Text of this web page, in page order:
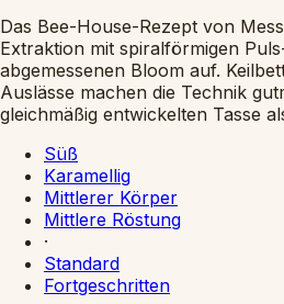
Das Bee-House-Rezept von
Extraktion mit spiralförmigen
abgemessenen Bloom auf.
Auslässe machen die Technik
gleichmäßig entwickelten Tasse
Süß
Karamellig
Mittlerer Körper
Mittlere Röstung
·
Standard
Fortgeschritten